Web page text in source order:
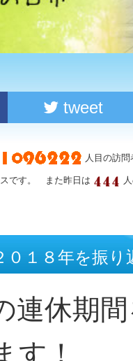
tweet
人目の訪
です。 また昨日は
０１８年を振
連休期
す！